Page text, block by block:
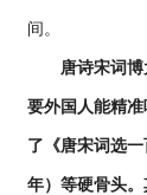
间。
唐诗宋词
要外国人能精
了《唐宋词选
年）等硬骨头。